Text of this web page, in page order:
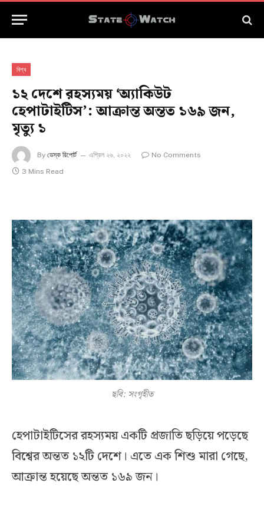
বিশ্ব
১২ দেশে রহস্যময় ‘অ্যাকিউট
হেপাটাইটিস’: আক্রান্ত অন্তত ১৬৯ জন,
মৃত্যু ১
By ডেস্ক রিপোর্ট এপ্রিল ২৬, ২০২২
No Comments
3 Mins Read
ছবি: সংগৃহীত
হেপাটাইটিসের রহস্যময় একটি প্রজাতি ছড়িয়ে পড়েছে
বিশ্বের অন্তত ১২টি দেশে। এতে এক শিশু মারা গেছে,
আক্রান্ত হয়েছে অন্তত ১৬৯ জন।